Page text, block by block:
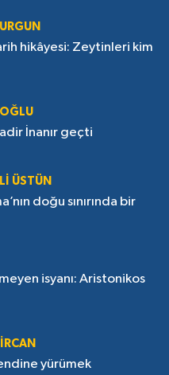
hikâyesi: Zeytinleri kim
İnanır geçti
ÜSTÜN
doğu sınırında bir
isyanı: Aristonikos
yürümek